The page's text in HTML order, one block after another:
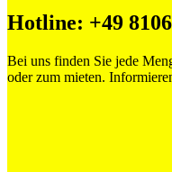
Hotline: +49
Bei uns finden Sie jede
oder zum mieten.